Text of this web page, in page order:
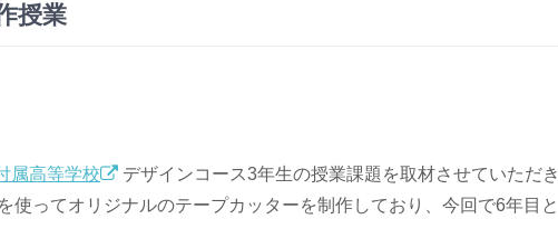
授業
属高等学校
デザインコース3年生の授業課題を取材させていただき
使ってオリジナルのテープカッターを制作しており、今回で6年目と